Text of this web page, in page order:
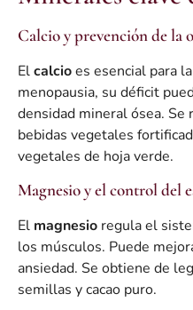
Calcio y prevención de la
Elcalcioes esencial para
menopausia, su déficit
densidad mineral ósea. Se
bebidas vegetales
vegetales de hoja verde.
Magnesio y el control del
El magnesio regula el
los músculos. Puede
ansiedad. Se obtiene de
semillas y cacao puro.